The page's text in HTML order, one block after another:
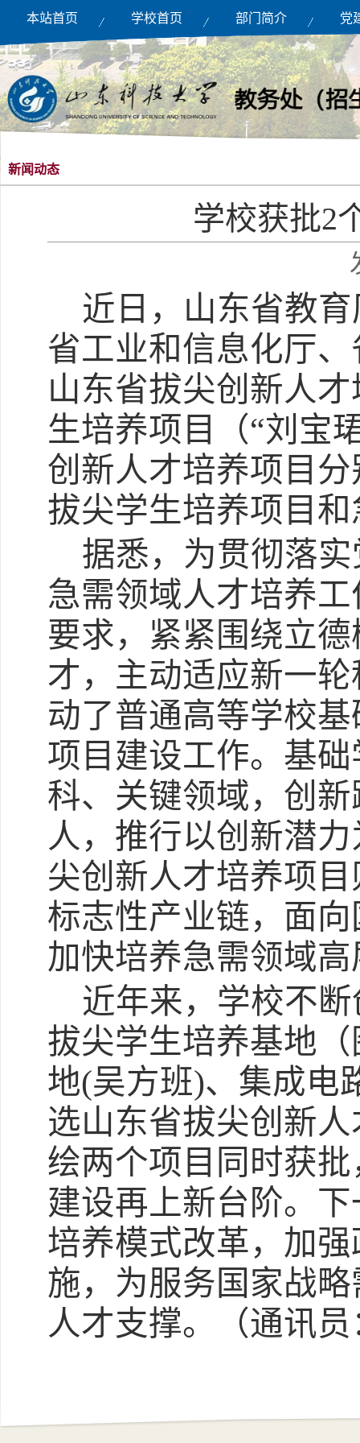
本站首页 学校首页 部门简介 党
新闻动态
学校获批2
近日 ，山东省教
省工业和信息化厅
山东省拔尖创新人
生培养项目（“刘宝
创新人才培养项目
拔尖学生培养项目
据悉，为贯彻落
急需领域人才培养
要求，紧紧围绕立
才，主动适应新一
动了普通高等学校
项目 建设工作。基
科、关键领域，创
人，推行以创新潜
尖创新人才培养项
标志性产业链，面
加快培养急需领域
近年来，学校不
拔尖学生培养基地
地(吴方班)、 集成电
选山东省拔尖创新
绘两个项目同时获
建设再上新台阶。
培养模式改革，加
施，为服务国家战
人才支撑。
（通讯